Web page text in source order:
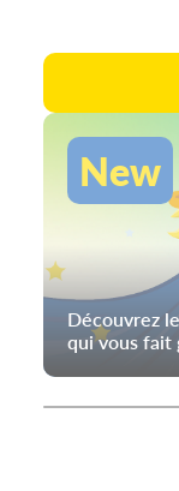
New
Découvrez
qui vous fait